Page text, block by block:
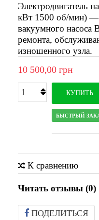
Электродвигатель
кВт 1500 об/мин) —
вакуумного
ремонта,
изношенного узла.
10 500,00 грн
КУПИТЬ
БЫСТРЫЙ
К сравнению
Читать отзывы (0)
ПОДЕЛИТЬСЯ